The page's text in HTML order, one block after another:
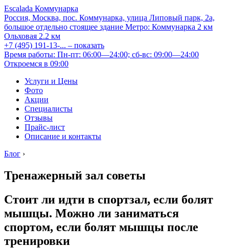
Escalada Коммунарка
Россия, Москва, пос. Коммунарка, улица Липовый парк, 2а,
большое отдельно стоящее здание Метро: Коммунарка 2 км
Ольховая 2.2 км
+7 (495) 191-13-... – показать
Время работы: Пн-пт: 06:00—24:00; сб-вс: 09:00—24:00
Откроемся в 09:00
Услуги и Цены
Фото
Акции
Специалисты
Отзывы
Прайс-лист
Описание и контакты
Блог ›
Тренажерный зал советы
Стоит ли идти в спортзал, если болят
мышцы. Можно ли заниматься
спортом, если болят мышцы после
тренировки